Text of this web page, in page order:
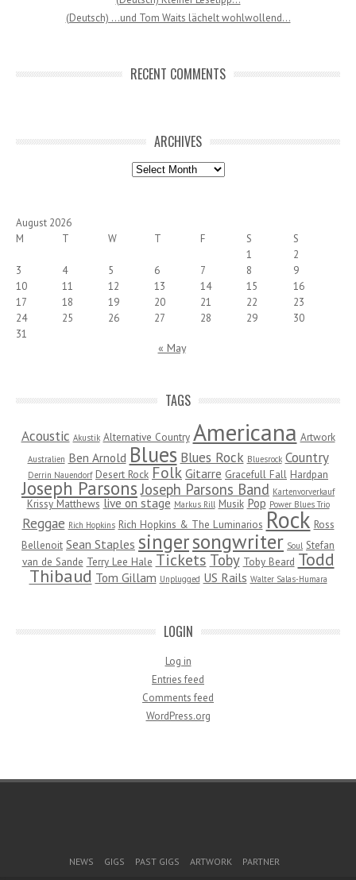
(Deutsch) …und Tom Waits lächelt wohlwollend…
RECENT COMMENTS
ARCHIVES
Archives
August 2026
M
T W T F S
S
1
2
3
4 5 6 7 8
9
10
11 12 13 14 15
16
17
18 19 20 21 22
23
24
25 26 27 28 29
30
31
« May
TAGS
Acoustic Akustik Alternative Country Americana Artwork
Australien Ben Arnold Blues Blues Rock Bluesrock Country
Derrin Nauendorf Desert Rock Folk Gitarre Gracefull Fall Hardpan
Joseph Parsons Joseph Parsons Band Kartenvorverkauf
Krissy Matthews live on stage Markus Rill Musik Pop Power Blues Trio
Reggae Rich Hopkins Rich Hopkins & The Luminarios Rock Ross
Bellenoit Sean Staples singersongwriter Soul Stefan
van de Sande Terry Lee Hale Tickets Toby Toby Beard Todd
Thibaud Tom Gillam Unplugged US Rails Walter Salas-Humara
LOGIN
Log in
Entries feed
Comments feed
WordPress.org
NEWS GIGS PAST GIGS ARTWORK PARTNER